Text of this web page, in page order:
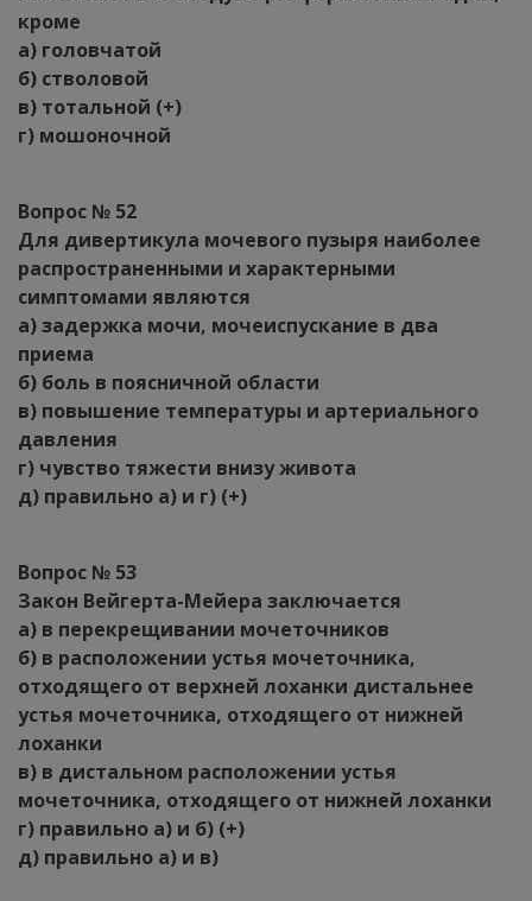
кроме
а) головчатой
б) стволовой
в) тотальной (+)
г) мошоночной
Вопрос № 52
Для дивертикула мочевого пузыря наиболее
распространенными и характерными
симптомами являются
а) задержка мочи, мочеиспускание в два
приема
б) боль в поясничной области
в) повышение температуры и артериального
давления
г) чувство тяжести внизу живота
д) правильно а) и г) (+)
Вопрос № 53
Закон Вейгерта-Мейера заключается
а) в перекрещивании мочеточников
б) в расположении устья мочеточника,
отходящего от верхней лоханки дистальнее
устья мочеточника, отходящего от нижней
лоханки
в) в дистальном расположении устья
мочеточника, отходящего от нижней лоханки
г) правильно а) и б) (+)
д) правильно а) и в)